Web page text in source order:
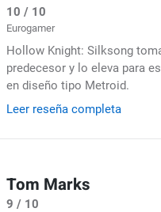
10 / 10
Eurogamer
Hollow Knight: Silksong
predecesor y lo eleva para
en diseño tipo Metroid.
Leer reseña completa
Tom Marks
9 / 10